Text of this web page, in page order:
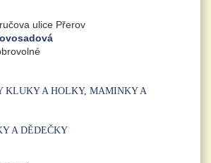
ulice Přerov
KLUKY A HOLKY, MAMINKY A
A DĚDEČKY